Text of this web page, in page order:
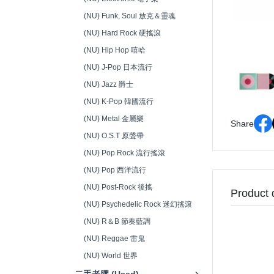
音響接頭/零件 (Audio
Connectors)
(NU) Funk, Soul 放克＆靈魂
(NU) Hard Rock 硬搖滾
(NU) Hip Hop 嘻哈
(NU) J-Pop 日本流行
(NU) Jazz 爵士
(NU) K-Pop 韓國流行
(NU) Metal 金屬樂
(NU) O.S.T 原聲帶
(NU) Pop Rock 流行搖滾
(NU) Pop 西洋流行
(NU) Post-Rock 後搖
(NU) Psychedelic Rock 迷幻搖滾
(NU) R＆B 節奏藍調
(NU) Reggae 雷鬼
(NU) World 世界
Share
Product